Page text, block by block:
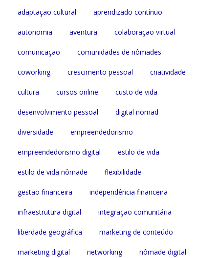
adaptação cultural aprendizado contínuo
autonomia aventura colaboração virtual
comunicação comunidades de nômades
coworking crescimento pessoal criatividade
cultura cursos online custo de vida
desenvolvimento pessoal digital nomad
diversidade empreendedorismo
empreendedorismo digital estilo de vida
estilo de vida nômade flexibilidade
gestão financeira independência financeira
infraestrutura digital integração comunitária
liberdade geográfica marketing de conteúdo
marketing digital networking nômade digital